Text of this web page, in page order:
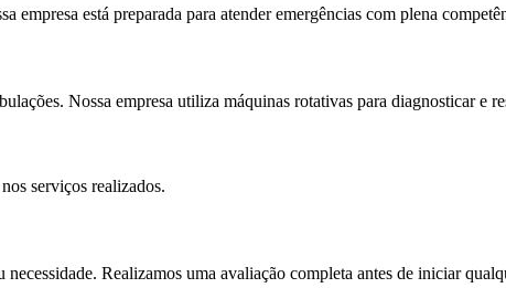
empresa está preparada para atender emergências com plena
Nossa empresa utiliza máquinas rotativas para diagnosticar e
serviços realizados.
Realizamos uma avaliação completa antes de iniciar